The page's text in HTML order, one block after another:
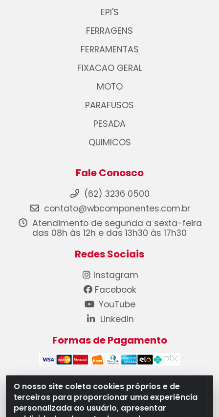
O nosso site coleta cookies próprios e de
terceiros para proporcionar uma experiência
personalizada ao usuário, apresentar
EPI'S
FERRAGENS
FERRAMENTAS
FIXACAO GERAL
MOTO
PARAFUSOS
PESADA
QUIMICOS
Fale Conosco
(62) 3236 0500
contato@wbcomponentes.com.br
Atendimento de segunda a sexta-feira
das 08h às 12h e das 13h30 às 17h30
Redes Sociais
Instagram
Facebook
YouTube
Linkedin
Formas de Pagamento
WB Componentes Automotivos LTDA - CNPJ
08.528.393/0001-12 - Rua do Níquel, 667 - Parque